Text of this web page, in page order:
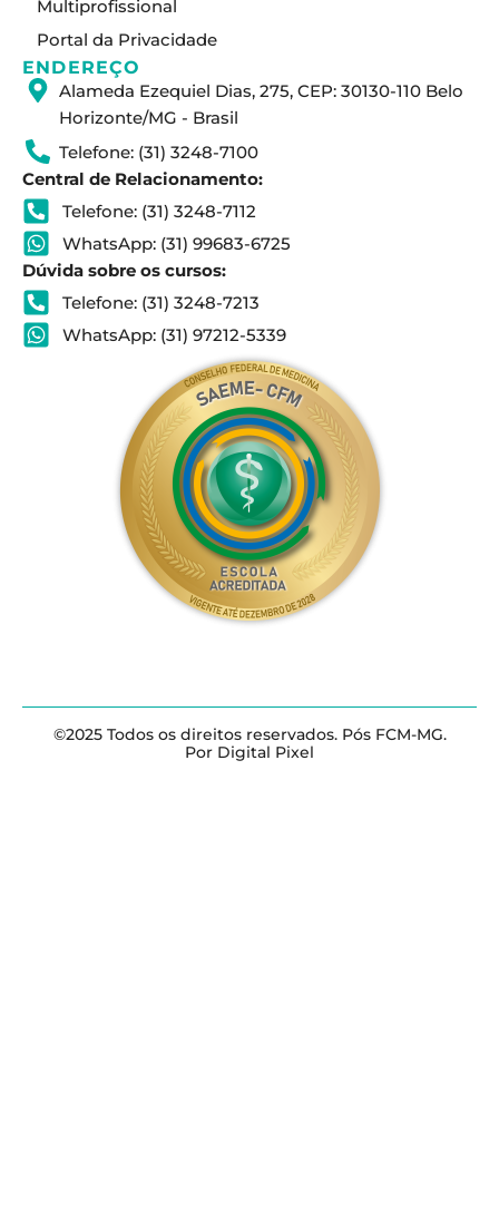
Multiprofissional
Portal da Privacidade
ENDEREÇO
Alameda Ezequiel Dias, 275, CEP: 30130-110 Belo
Horizonte/MG - Brasil
Telefone: (31) 3248-7100
Central de Relacionamento:
Telefone: (31) 3248-7112
WhatsApp: (31) 99683-6725
Dúvida sobre os cursos:
Telefone: (31) 3248-7213
WhatsApp: (31) 97212-5339
©2025 Todos os direitos reservados. Pós FCM-MG.
Por Digital Pixel